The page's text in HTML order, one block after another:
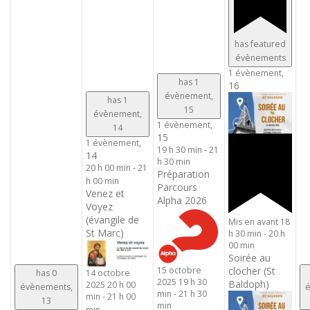
has 0
évènements,
13
has 1
évènement,
14
1 évènement,
14
20 h 00 min -21
h 00 min
Venez et
Voyez
(évangile de
St Marc)
14 octobre
2025 20 h 00
min -21 h 00
has 1
évènement,
15
1 évènement,
15
19 h 30 min -21
h 30 min
Préparation
Parcours
Alpha 2026
15 octobre
2025 19 h 30
min -21 h 30
min
has featured
évènements
1 évènement,
16
Mis en avant 18
h 30 min -20 h
00 min
Soirée au
clocher (St
Baldoph)